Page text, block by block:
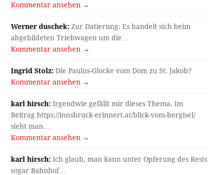
Kommentar ansehen →
Werner duschek: Zur Datierung: Es handelt sich beim
abgebildeten Triebwagen um die…
Kommentar ansehen →
Ingrid Stolz: Die Paulus-Glocke vom Dom zu St. Jakob?
Kommentar ansehen →
karl hirsch: Irgendwie gefällt mir dieses Thema. Im
Beitrag https://innsbruck-erinnert.at/blick-vom-bergisel/
sieht man…
Kommentar ansehen →
karl hirsch: Ich glaub, man kann unter Opferung des Rests
sogar Bahnhof…